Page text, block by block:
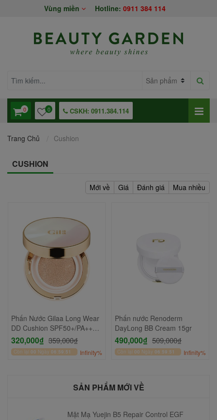
Vùng miền Hotline: 0911 384 114
0 0 CSKH: 0911.384.114
Trang Chủ Cushion
CUSHION
Mới về Giá Đánh giá Mua nhiều
Phấn Nước Gilaa Long Wear
DD Cushion SPF50+/PA+++
13gr
320,000₫ 359,000₫
Còn lại 00 Ngày 06:59:51 Infinity%
Phấn nước Renoderm
DayLong BB Cream 15gr
490,000₫ 509,000₫
Còn lại 00 Ngày 06:59:51 Infinity%
SẢN PHẨM MỚI VỀ
Mặt Mạ Yuejin B5 Repair Control EGF